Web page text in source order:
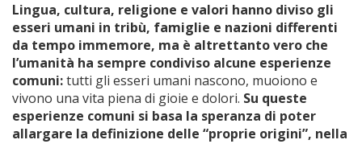
Lingua, cultura, religione e valori hanno diviso gli
esseri umani in tribù, famiglie e nazioni differenti
da tempo immemore, ma è altrettanto vero che
l’umanità ha sempre condiviso alcune esperienze
comuni:tutti gli esseri umani nascono, muoiono e
vivono una vita piena di gioie e dolori. Su queste
esperienze comuni si basa la speranza di poter
allargare la definizione delle “proprie origini”, nella